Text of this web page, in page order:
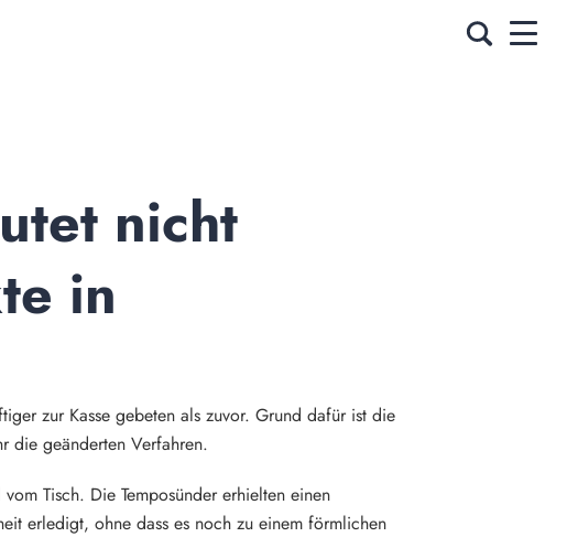
nicht
in
zur Kasse gebeten als zuvor. Grund dafür ist die
die geänderten Verfahren.
Tisch. Die Temposünder erhielten einen
erledigt, ohne dass es noch zu einem förmlichen